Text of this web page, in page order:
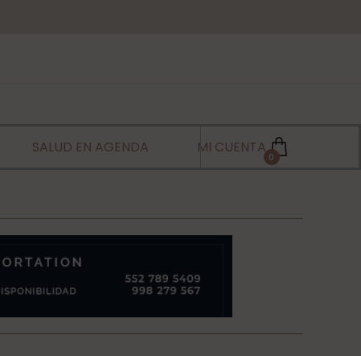
SALUD EN AGENDA MI CUENTA
0